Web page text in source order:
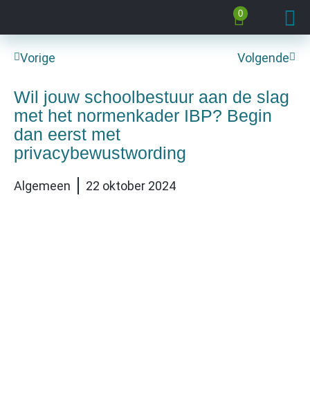
0
Vorige Volgende
Wil jouw schoolbestuur aan de slag
met het normenkader IBP? Begin
dan eerst met
privacybewustwording
Algemeen 22 oktober 2024